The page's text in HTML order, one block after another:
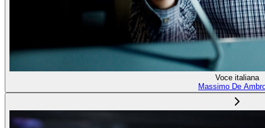
Voce italiana
Massimo De